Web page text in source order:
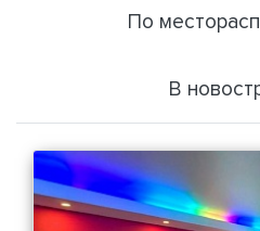
По
В